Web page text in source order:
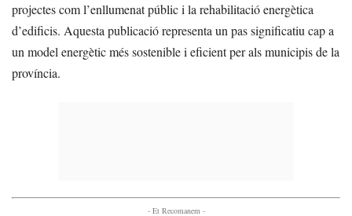
projectes com l’enllumenat públic i la rehabilitació energètica
d’edificis. Aquesta publicació representa un pas significatiu cap a
un model energètic més sostenible i eficient per als municipis de la
província.
- Et Recomanem -